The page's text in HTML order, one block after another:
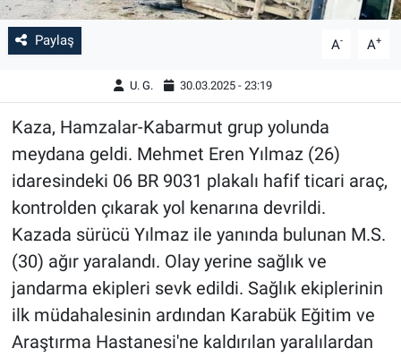
Paylaş A- A+
U. G. 30.03.2025 - 23:19
Kaza, Hamzalar-Kabarmut grup yolunda
meydana geldi. Mehmet Eren Yılmaz (26)
idaresindeki 06 BR 9031 plakalı hafif ticari araç,
kontrolden çıkarak yol kenarına devrildi.
Kazada sürücü Yılmaz ile yanında bulunan M.S.
(30) ağır yaralandı. Olay yerine sağlık ve
jandarma ekipleri sevk edildi. Sağlık ekiplerinin
ilk müdahalesinin ardından Karabük Eğitim ve
Araştırma Hastanesi'ne kaldırılan yaralılardan